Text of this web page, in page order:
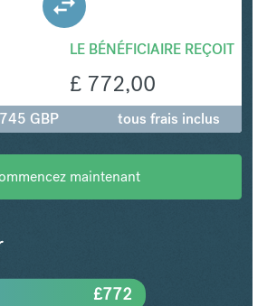
LE BÉNÉFICIAIRE REÇOIT
£ 772,00
GBP tous frais inclus
maintenant
£772